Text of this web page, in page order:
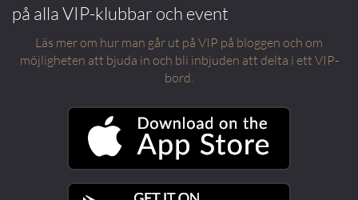
på alla VIP-klubbar och event
Läs mer om hur man går ut på VIP på bloggen och om
möjligheten att bjuda in och bli inbjuden att delta i ett VIP-
bord.